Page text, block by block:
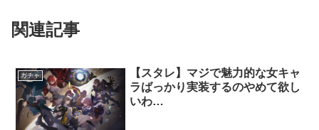
関連記事
ガチャ
【スタレ】マジで魅力的な女キャ
ラばっかり実装するのやめて欲し
いわ…